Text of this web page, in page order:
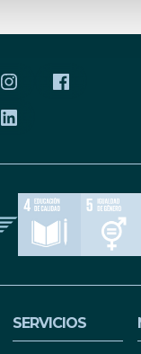
SÍGUENOS EN
SÍGUENOS
SÍGUENOS EN
SERVICIOS